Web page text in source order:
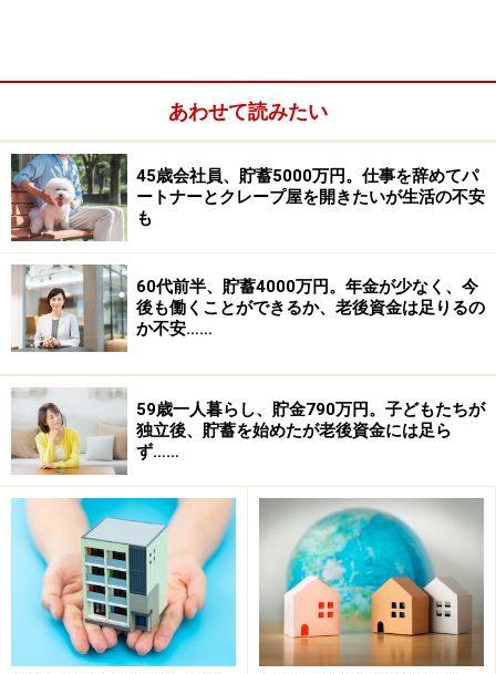
治しないまま焦って就職してしまいました。貯金が貯ま
ったら転職したいのですが、今の会社を辞めてしまった
ら、年齢のこともあり、もう一度正社員で就職できる自
信がありません。今の会社で我慢して働き続けるべきな
のか、転職するとしたら、いくらぐらい貯めればいいの
か教えて頂きたいです。
■家計収支データ
「紫陽花」さんの家計収支データ
■家計収支データ補足
（1）税金、社会保険料について
所得税、厚生年金、健康保険等は給与天引き。住民税は
入社して1年未満のため、自分で支払っている。
（2）実家について
あわせて読みたい
45歳会社員、貯蓄5000万円。仕事を辞めてパ
ートナーとクレープ屋を開きたいが生活の不安
も
60代前半、貯蓄4000万円。年金が少なく、今
後も働くことができるか、老後資金は足りるの
か不安……
59歳一人暮らし、貯金790万円。子どもたちが
独立後、貯蓄を始めたが老後資金には足ら
ず……